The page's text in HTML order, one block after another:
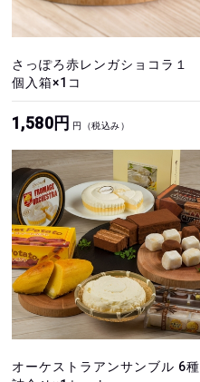
さっぽろ赤レンガショコラ１
個入箱×1コ
1,580円 円（税込み）
オーケストラアンサンブル 6種